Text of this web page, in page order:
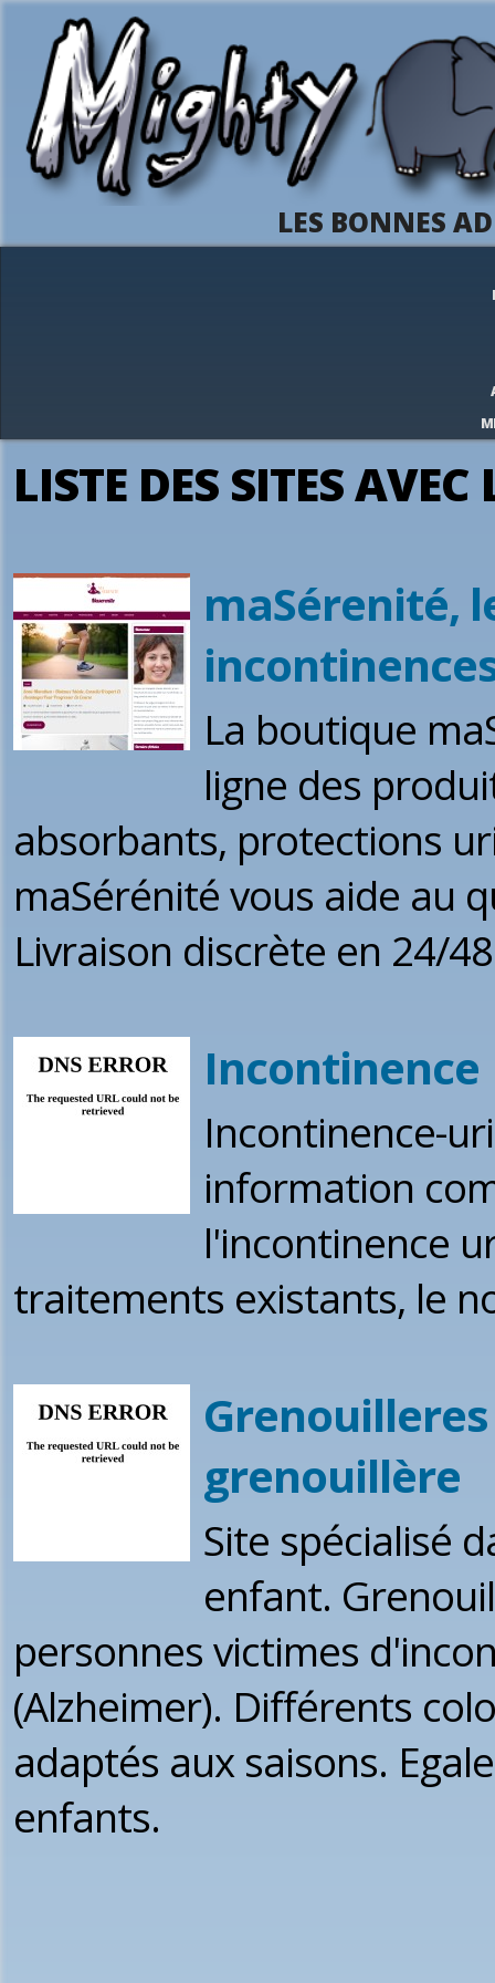
LES BONNES
LISTE DES SITES
maSérenité,
La boutique
ligne des
absorbants, protections
maSérénité vous aide au
Livraison discrète en 24/
Incontinence
Incontinence-
information
l'incontinence
traitements existants, le
grenouillère
Site spécialisé
enfant.
personnes victimes
(Alzheimer). Différents
adaptés aux saisons.
enfants.